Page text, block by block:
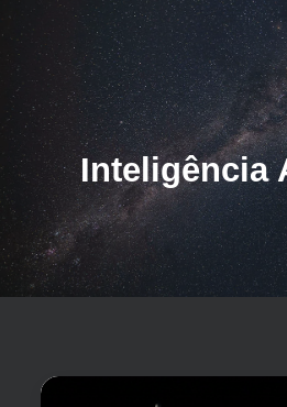
Inteligência